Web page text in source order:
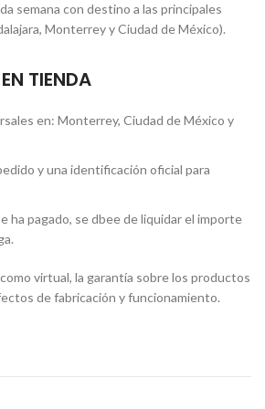
semana con destino a las principales
Monterrey y Ciudad de México).
TIENDA
en: Monterrey, Ciudad de México y
y una identificación oficial para
ha pagado, se dbee de liquidar el importe
virtual, la garantía sobre los productos
de fabricación y funcionamiento.